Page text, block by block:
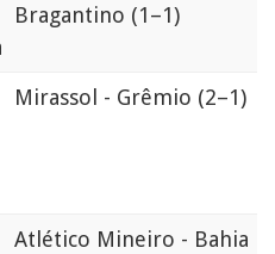
Bragantino (1–1)
Mirassol - Grêmio (2–1)
Atlético Mineiro - Bahia